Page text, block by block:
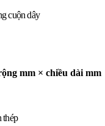
cuộn dây
mm × chiều dài mm
thép